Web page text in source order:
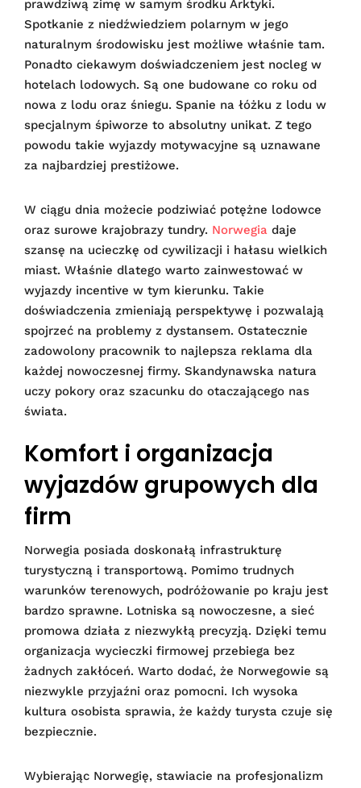
prawdziwą zimę w samym środku Arktyki.
Spotkanie z niedźwiedziem polarnym w jego
naturalnym środowisku jest możliwe właśnie tam.
Ponadto ciekawym doświadczeniem jest nocleg w
hotelach lodowych. Są one budowane co roku od
nowa z lodu oraz śniegu. Spanie na łóżku z lodu w
specjalnym śpiworze to absolutny unikat. Z tego
powodu takie wyjazdy motywacyjne są uznawane
za najbardziej prestiżowe.
W ciągu dnia możecie podziwiać potężne lodowce
oraz surowe krajobrazy tundry. Norwegia daje
szansę na ucieczkę od cywilizacji i hałasu wielkich
miast. Właśnie dlatego warto zainwestować w
wyjazdy incentive w tym kierunku. Takie
doświadczenia zmieniają perspektywę i pozwalają
spojrzeć na problemy z dystansem. Ostatecznie
zadowolony pracownik to najlepsza reklama dla
każdej nowoczesnej firmy. Skandynawska natura
uczy pokory oraz szacunku do otaczającego nas
świata.
Komfort i organizacja
wyjazdów grupowych dla
firm
Norwegia posiada doskonałą infrastrukturę
turystyczną i transportową. Pomimo trudnych
warunków terenowych, podróżowanie po kraju jest
bardzo sprawne. Lotniska są nowoczesne, a sieć
promowa działa z niezwykłą precyzją. Dzięki temu
organizacja wycieczki firmowej przebiega bez
żadnych zakłóceń. Warto dodać, że Norwegowie są
niezwykle przyjaźni oraz pomocni. Ich wysoka
kultura osobista sprawia, że każdy turysta czuje się
bezpiecznie.
Wybierając Norwegię, stawiacie na profesjonalizm